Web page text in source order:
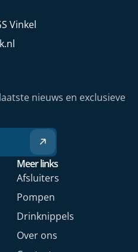
Vinkel
Meer links
Afsluiters
Pompen
Drinknippels
Over ons
nieuws en exclusieve